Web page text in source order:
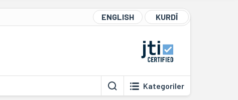
ENGLISH KURDÎ
Kategoriler